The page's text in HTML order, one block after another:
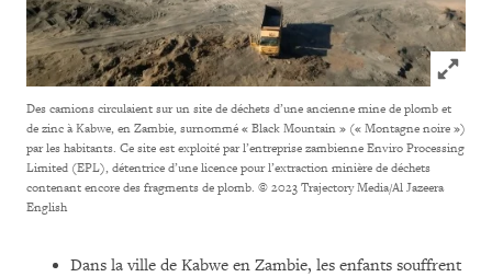
Click to
Des camions circulaient sur un site de déchets d’une ancienne mine de plomb et
de zinc à Kabwe, en Zambie, surnommé « Black Mountain » (« Montagne noire »)
par les habitants. Ce site est exploité par l’entreprise zambienne Enviro Processing
Limited (EPL), détentrice d’une licence pour l’extraction minière de déchets
contenant encore des fragments de plomb. © 2023 Trajectory Media/Al Jazeera
English
Dans la ville de Kabwe en Zambie, les enfants souffrent